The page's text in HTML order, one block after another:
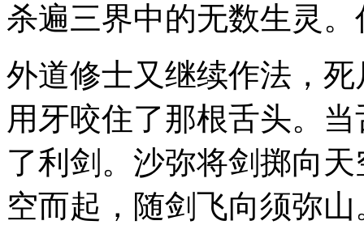
杀遍三界中的无数生灵
外道修士又继续作法，
用牙咬住了那根舌头。
了利剑。沙弥将剑掷向
空而起，随剑飞向须弥